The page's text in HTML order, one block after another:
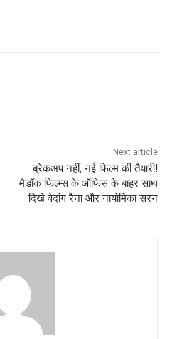
Next article
ब्रेकअप नहीं, नई फिल्म की तैयारी!
मैडॉक फिल्म्स के ऑफिस के बाहर साथ
दिखे वेदांग रैना और नायोमिका सरन